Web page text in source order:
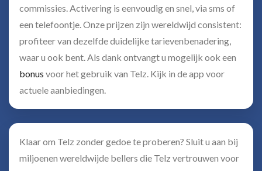
commissies. Activering is eenvoudig en snel, via sms of
een telefoontje. Onze prijzen zijn wereldwijd consistent:
profiteer van dezelfde duidelijke tarievenbenadering,
waar u ook bent. Als dank ontvangt u mogelijk ook een
bonus voor het gebruik van Telz. Kijk in de app voor
actuele aanbiedingen.
Klaar om Telz zonder gedoe te proberen? Sluit u aan bij
miljoenen wereldwijde bellers die Telz vertrouwen voor